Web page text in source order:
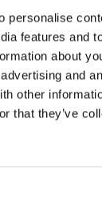
personalise
features and
about
and
other
that they’ve
slagor Grön
A00220
kr